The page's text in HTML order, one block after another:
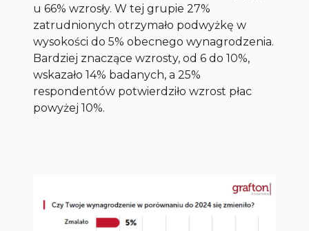
u 66% wzrosły. W tej grupie 27%
zatrudnionych otrzymało podwyżkę w
wysokości do 5% obecnego wynagrodzenia.
Bardziej znaczące wzrosty, od 6 do 10%,
wskazało 14% badanych, a 25%
respondentów potwierdziło wzrost płac
powyżej 10%.